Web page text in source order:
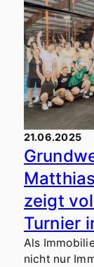
21.06.2025
zeigt
Turnier
Als
nicht nur